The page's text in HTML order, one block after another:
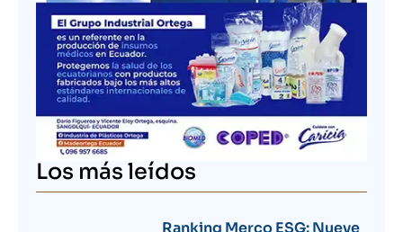
Los más leídos
Ranking Merco ESG: Nueve